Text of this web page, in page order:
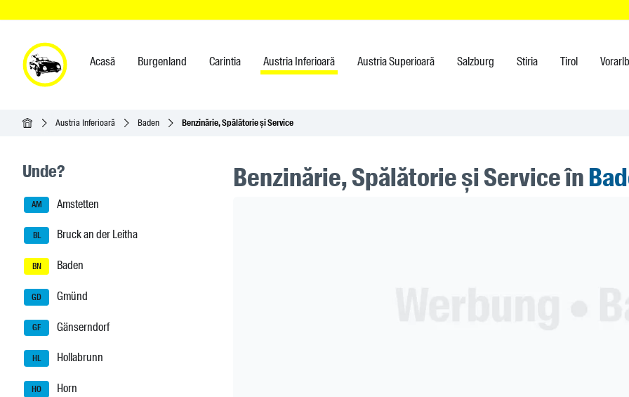
Acasă Burgenland Carintia Austria Inferioară Austria Superioară Salzburg Stiria Tirol
Acasă Austria Inferioară Baden Benzinărie, Spălătorie și Service
Seitenleisten-Navigation
Unde?
AM Amstetten
BL Bruck an der Leitha
BN Baden
GD Gmünd
GF Gänserndorf
HL Hollabrunn
HO Horn
Benzinărie, Spălătorie și Service în